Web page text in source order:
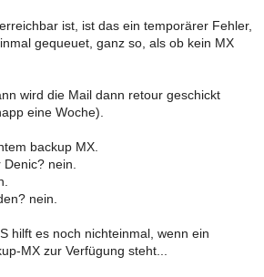
ist, ist das ein temporärer Fehler,
gequeuet, ganz so, als ob kein MX
wird die Mail dann retour geschickt
eine Woche).
backup MX.
Denic? nein.
nein.
hilft es noch nichteinmal, wenn ein
MX zur Verfügung steht...